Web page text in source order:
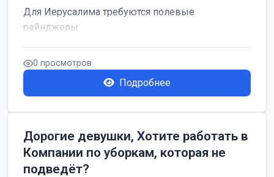
Для Иерусалима требуются полевые
рейнджеры
0 просмотров
Подробнее
Дорогие девушки, Хотите работать в
Компании по уборкам, которая не
подведёт?